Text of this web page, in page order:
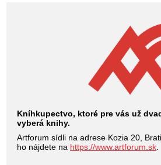
Kníhkupectvo, ktoré pre vás už
vyberá knihy.
Artforum sídli na adrese Kozia 20,
ho nájdete na https://www.artforum.sk.